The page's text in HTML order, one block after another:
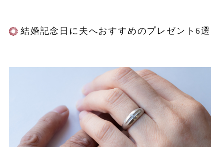
結婚記念日に夫へおすすめのプレゼント6選